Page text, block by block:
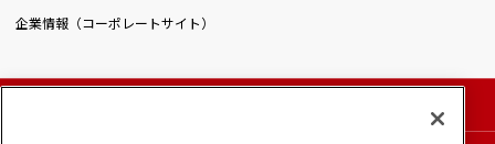
企業情報（コーポレートサイト）